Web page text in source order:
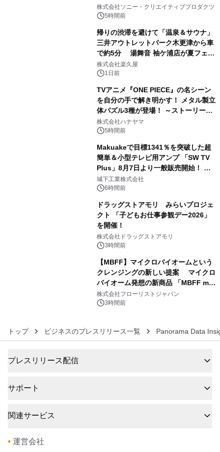
ラボレーション サウナイキタイコラ
ボグッズも発売決定！
株式会社ソニー・クリエイティブプロダクツ
5時間前
帰りの渋滞を避けて「温泉＆サウナ」
三井アウトレットパーク木更津から車
で約5分 湯舞音 袖ケ浦店が夏フェア
メニューを提供
株式会社楽久屋
1日前
TVアニメ『ONE PIECE』の名シーン
を自分の手で解き明かす！ メタル製立
体パズル3種が登場！ ～ストーリーと
ギミックが融合した 大人の体験型パズ
ルが8月7日(金)12時より先行予約受付
株式会社ハナヤマ
5時間前
Makuakeで目標1341％を突破した超
簡単＆小型テレビ用アンプ 「SW TV
Plus」8月7日より一般販売開始！ ケ
ーブル1本つなぐだけ、テレビの音が
ぐっと豊かに
城下工業株式会社
6時間前
ドラッグストアモリ みらいプロジェ
クト 「子どもお仕事参観デー2026」
を開催！
株式会社ドラッグストアモリ
3時間前
【MBFF】マイクロバイオームという
クレンジングの新しい提案 マイクロ
バイオーム発想の新商品 「MBFF mb
クレンジングPRO」を2026年8月6日
発売
株式会社フローリストジャパン
3時間前
トップ ビジネスのプレスリリース一覧 Panorama Data
プレスリリース配信
サポート
関連サービス
• 運営会社